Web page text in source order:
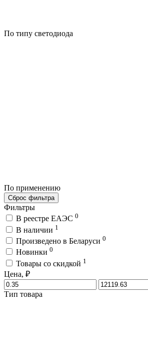
По типу светодиода
По применению
Сброс фильтра
Фильтры
В реестре ЕАЭС 0
В наличии 1
Произведено в Беларуси 0
Новинки 0
Товары со скидкой 1
Цена, ₽
Тип товара